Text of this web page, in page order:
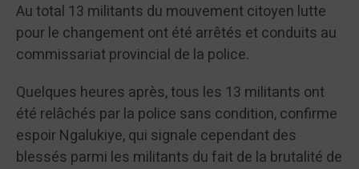
Au total 13 militants du mouvement citoyen lutte
pour le changement ont été arrêtés et conduits au
commissariat provincial de la police.
Quelques heures après, tous les 13 militants ont
été relâchés par la police sans condition, confirme
espoir Ngalukiye, qui signale cependant des
blessés parmi les militants du fait de la brutalité de